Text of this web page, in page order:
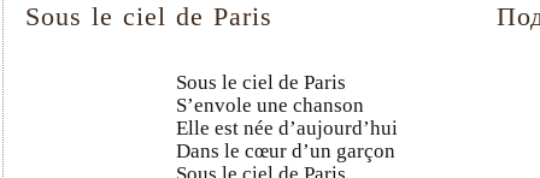
Sous le ciel de Paris
Sous le ciel de Paris
S’envole une chanson
Elle est née d’aujourd’hui
Dans le cœur d’un garçon